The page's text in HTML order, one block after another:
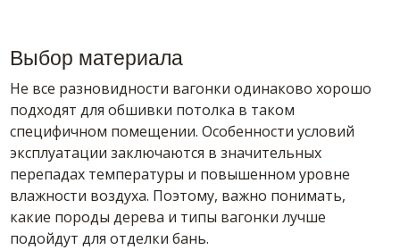
Выбор материала
Не все разновидности вагонки одинаково хорошо
подходят для обшивки потолка в таком
специфичном помещении. Особенности условий
эксплуатации заключаются в значительных
перепадах температуры и повышенном уровне
влажности воздуха. Поэтому, важно понимать,
какие породы дерева и типы вагонки лучше
подойдут для отделки бань.